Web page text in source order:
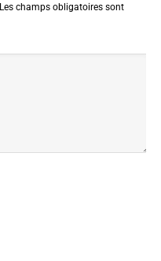
Les champs obligatoires sont